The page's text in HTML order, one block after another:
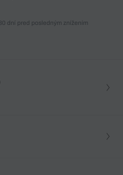
dní pred posledným znížením